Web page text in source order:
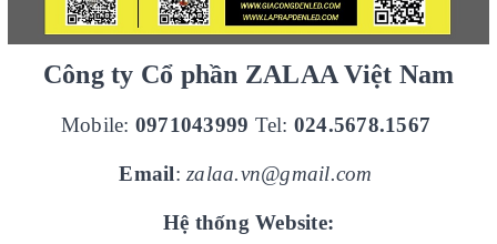
Công ty Cổ phần ZALAA Việt Nam
Mobile: 0971043999 Tel: 024.5678.1567
Email: zalaa.vn@gmail.com
Hệ thống Website: